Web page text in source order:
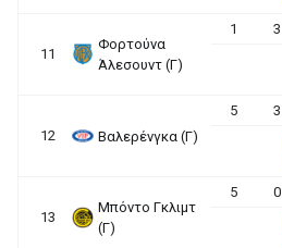
11
Φορτούνα
Άλεσουντ (Γ)
1 3
12 Βαλερένγκα (Γ)
5 3
13
Μπόντο Γκλιμτ
(Γ)
5 0